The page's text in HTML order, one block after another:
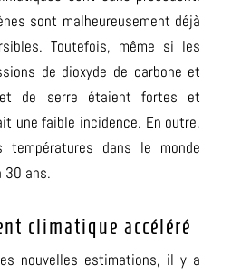
sont malheureusement déjà
Toutefois, même si les
de dioxyde de carbone et
de serre étaient fortes et
une faible incidence. En outre,
dans le monde
30 ans.
climatique accéléré
nouvelles estimations, il y a